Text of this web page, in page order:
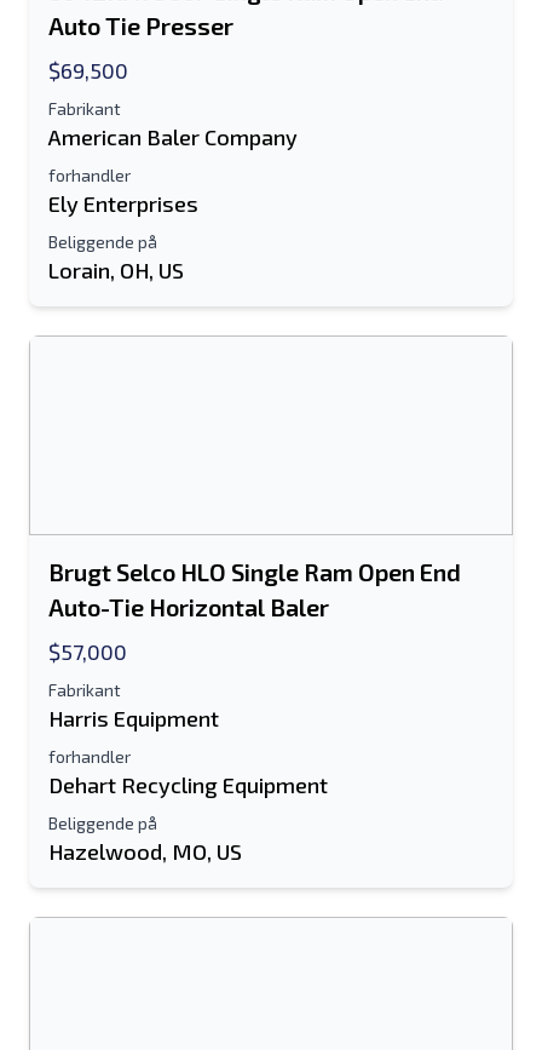
Send a Message
Fulde navn
Email adresse
Mobil
Auto Tie Presser
$69,500
Fabrikant
American Baler Company
forhandler
Ely Enterprises
Beliggende på
Lorain, OH, US
Brugt Selco HLO Single Ram Open End
Auto-Tie Horizontal Baler
$57,000
Fabrikant
Harris Equipment
forhandler
Dehart Recycling Equipment
Beliggende på
Hazelwood, MO, US
Send fortegnelse til e-mail
Dit fulde navn